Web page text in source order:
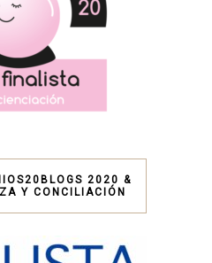
2020 &
Y CONCILIACIÓN